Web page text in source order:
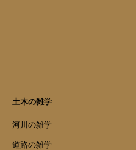
土木の雑学
河川の雑学
道路の雑学